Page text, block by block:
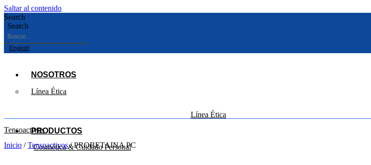
Saltar al contenido
Search
Search
English
NOSOTROS
Línea Ética
Línea Ética
PRODUCTOS
Cosmética & Cuidado Personal
Tensoactivos
Inicio /Tensoactivos/ PROBETAINA PC